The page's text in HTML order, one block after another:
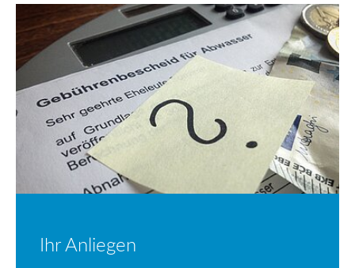
Ihr Anliegen